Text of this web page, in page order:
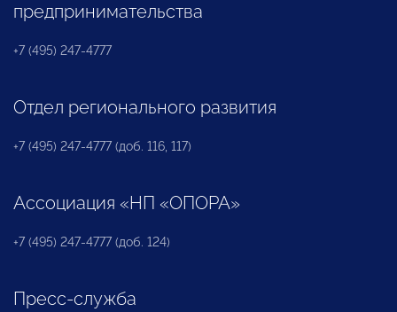
предпринимательства
+7 (495) 247-4777
Отдел регионального развития
+7 (495) 247-4777 (доб. 116, 117)
Ассоциация «НП «ОПОРА»
+7 (495) 247-4777 (доб. 124)
Пресс-служба